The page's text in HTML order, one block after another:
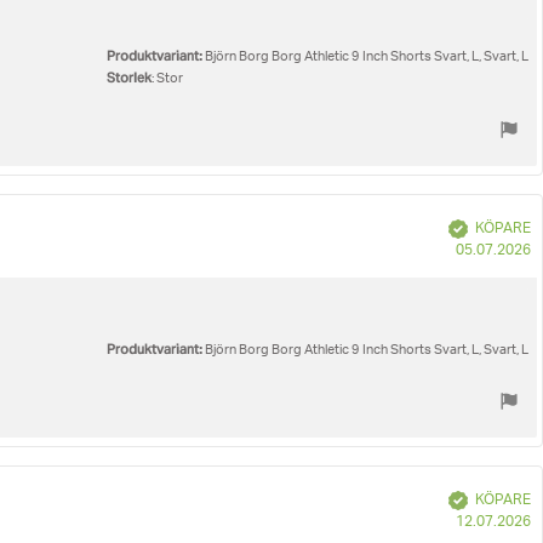
Produktvariant: Björn Borg Borg Athletic 9 Inch Shorts Svart, L, Svart, L
Storlek: Stor
Bekräftad
KÖPARE
05.07.2026
Produktvariant: Björn Borg Borg Athletic 9 Inch Shorts Svart, L, Svart, L
Bekräftad
KÖPARE
12.07.2026